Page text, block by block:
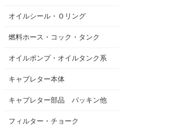
オイルシール・Ｏリング
燃料ホース・コック・タンク
オイルポンプ・オイルタンク系
キャブレター本体
キャブレター部品 パッキン他
フィルター・チョーク